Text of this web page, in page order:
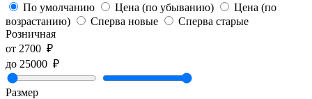
По умолчанию
Цена (по убыванию)
Цена (по
возрастанию)
Сперва новые
Сперва старые
Розничная
от 2700 ₽
до 25000 ₽
Размер